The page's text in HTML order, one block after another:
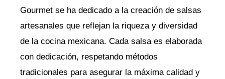
Gourmet se ha dedicado a la creación de salsas
artesanales que reflejan la riqueza y diversidad
de la cocina mexicana. Cada salsa es elaborada
con dedicación, respetando métodos
tradicionales para asegurar la máxima calidad y